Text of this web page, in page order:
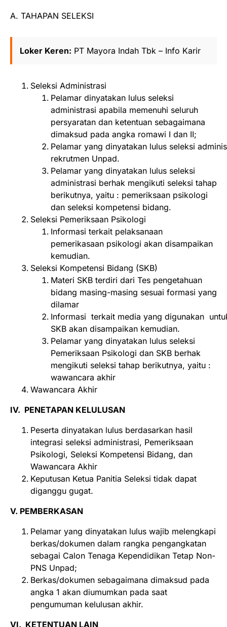
A. TAHAPAN SELEKSI
Loker Keren: PT Mayora Indah Tbk – Info Karir
Seleksi Administrasi
Pelamar dinyatakan lulus seleksi
administrasi apabila memenuhi seluruh
persyaratan dan ketentuan sebagaimana
dimaksud pada angka romawi I dan II;
Pelamar yang dinyatakan lulus seleksi
rekrutmen Unpad.
Pelamar yang dinyatakan lulus seleksi
administrasi berhak mengikuti seleksi tahap
berikutnya, yaitu : pemeriksaan psikologi
dan seleksi kompetensi bidang.
Seleksi Pemeriksaan Psikologi
Informasi terkait pelaksanaan
pemerikasaan psikologi akan disampaikan
kemudian.
Seleksi Kompetensi Bidang (SKB)
Materi SKB terdiri dari Tes pengetahuan
bidang masing-masing sesuai formasi yang
dilamar
Informasi terkait media yang digunakan
SKB akan disampaikan kemudian.
Pelamar yang dinyatakan lulus seleksi
Pemeriksaan Psikologi dan SKB berhak
mengikuti seleksi tahap berikutnya, yaitu :
wawancara akhir
Wawancara Akhir
IV. PENETAPAN KELULUSAN
Peserta dinyatakan lulus berdasarkan hasil
integrasi seleksi administrasi, Pemeriksaan
Psikologi, Seleksi Kompetensi Bidang, dan
Wawancara Akhir
Keputusan Ketua Panitia Seleksi tidak dapat
diganggu gugat.
V. PEMBERKASAN
Pelamar yang dinyatakan lulus wajib melengkapi
berkas/dokumen dalam rangka pengangkatan
sebagai Calon Tenaga Kependidikan Tetap Non-
PNS Unpad;
Berkas/dokumen sebagaimana dimaksud pada
angka 1 akan diumumkan pada saat
pengumuman kelulusan akhir.
VI. KETENTUAN LAIN